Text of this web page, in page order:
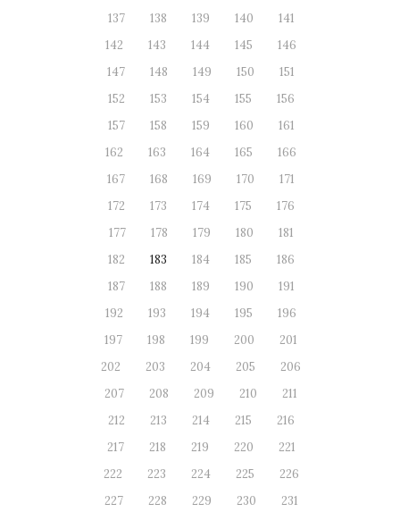
137
138 139 140
141
142
143 144 145
146
147
148 149 150
151
152
153 154 155
156
157
158 159 160
161
162
163 164 165
166
167
168 169 170
171
172
173 174 175
176
177
178 179 180
181
182
183 184 185
186
187
188 189 190
191
192
193 194 195
196
197
198 199 200
201
202
203 204 205
206
207
208 209 210
211
212
213 214 215
216
217
218 219 220
221
222
223 224 225
226
227
228 229 230
231